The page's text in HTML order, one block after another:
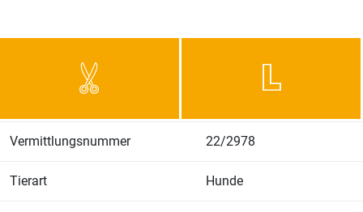
Vermittlungsnummer 22/2978
Tierart Hunde